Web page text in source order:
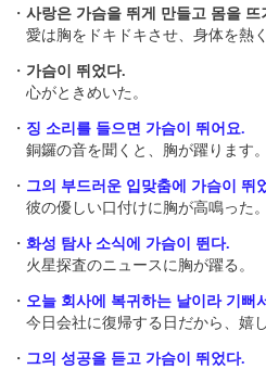
・ 사랑은 가슴을 뛰게 만들고 몸을 뜨
愛は胸をドキドキさせ、身体を熱く
・ 가슴이 뛰었다.
心がときめいた。
・ 징 소리를 들으면 가슴이 뛰어요.
銅鑼の音を聞くと、胸が躍ります。
・ 그의 부드러운 입맞춤에 가슴이 뛰
彼の優しい口付けに胸が高鳴った。
・ 화성 탐사 소식에 가슴이 뛴다.
火星探査のニュースに胸が躍る。
・ 오늘 회사에 복귀하는 날이라 기뻐
今日会社に復帰する日だから、嬉
・ 그의 성공을 듣고 가슴이 뛰었다.